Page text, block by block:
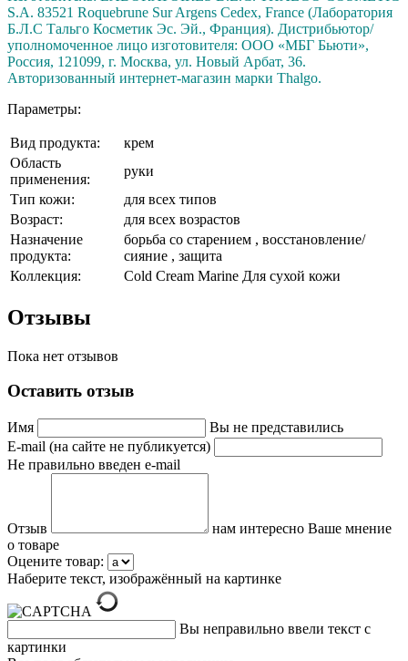
S.A. 83521 Roquebrune Sur Argens Cedex, France (Лаборатория
Б.Л.С Тальго Косметик Эс. Эй., Франция). Дистрибьютор/
уполномоченное лицо изготовителя: ООО «МБГ Бьюти»,
Россия, 121099, г. Москва, ул. Новый Арбат, 36.
Авторизованный интернет-магазин марки Thalgo.
Параметры:
Вид продукта:
крем
Область
применения:
руки
Тип кожи:
для всех типов
Возраст:
для всех возрастов
Назначение
продукта:
борьба со старением , восстановление/
сияние , защита
Коллекция:
Cold Cream Marine Для сухой кожи
Отзывы
Пока нет отзывов
Оставить отзыв
Имя
Вы не представились
E-mail (на сайте не публикуется)
Не правильно введен e-mail
Отзыв
нам интересно Ваше мнение
о товаре
Оцените товар:
Наберите текст, изображённый на картинке
Вы неправильно ввели текст с
картинки